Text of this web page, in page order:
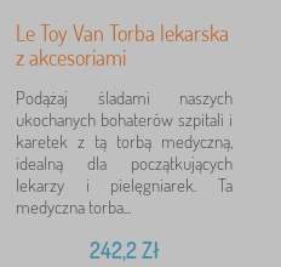
Le Toy Van Torba lekarska
z akcesoriami
Podążaj śladami naszych
ukochanych bohaterów szpitali i
karetek z tą torbą medyczną,
idealną dla początkujących
lekarzy i pielęgniarek. Ta
medyczna torba...
242,2Zł